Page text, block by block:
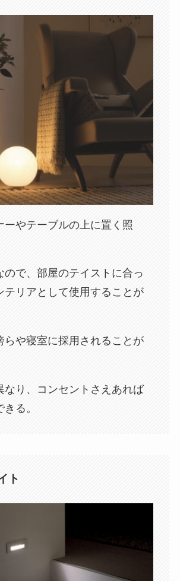
ーやテーブルの上に置く照
ので、部屋のテイストに合っ
テリアとして使用することが
らや寝室に採用されることが
なり、コンセントさえあれば
る。
ト